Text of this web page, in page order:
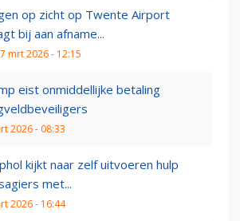
op zicht op Twente Airport
bij aan afname...
mrt 2026 - 12:15
eist onmiddellijke betaling
2026 - 08:33
kijkt naar zelf uitvoeren hulp
met...
2026 - 16:44